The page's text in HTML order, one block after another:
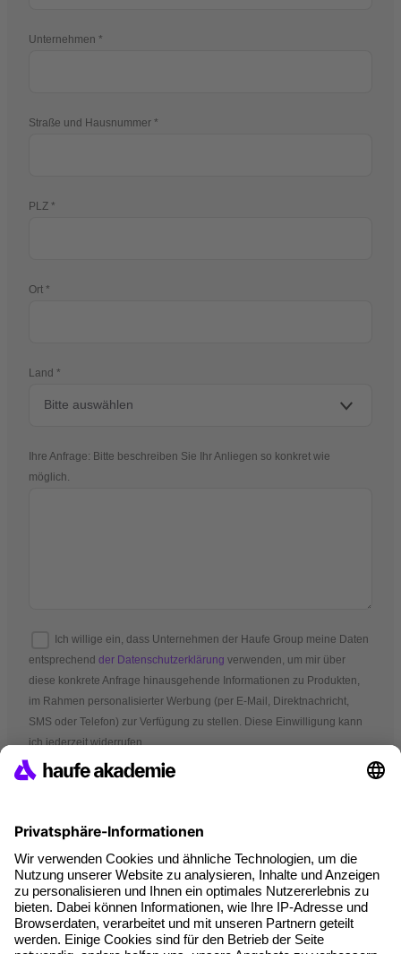
Unternehmen
Straße und Hausnummer
PLZ
Ort
Land
Ihre Anfrage: Bitte beschreiben Sie Ihr Anliegen so konkret wie
möglich.
Ich willige ein, dass Unternehmen der Haufe Group meine Daten
entsprechend der Datenschutzerklärung verwenden, um mir über
diese konkrete Anfrage hinausgehende Informationen zu Produkten,
im Rahmen personalisierter Werbung (per E-Mail, Direktnachricht,
SMS oder Telefon) zur Verfügung zu stellen. Diese Einwilligung kann
ich jederzeit widerrufen.
*Pflichtfelder
AGB